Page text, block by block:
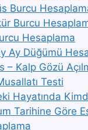
Burcu
Burcu
Hesaplama
Ay Düğümü
– Kalp Gözü
Testi
Hayatında
Tarihine Göre